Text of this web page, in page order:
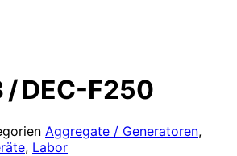
/ DEC-F250
Aggregate / Generatoren,
, Labor